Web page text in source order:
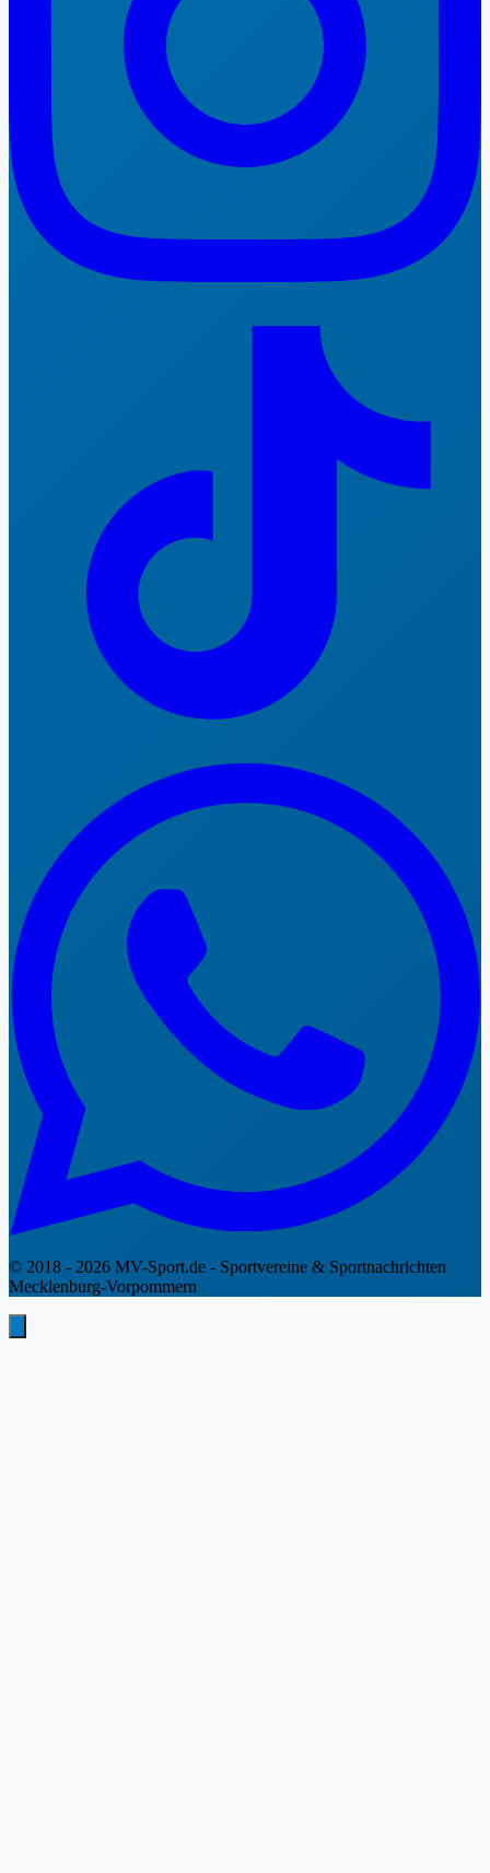
© 2018 - 2026 MV-Sport.de - Sportvereine & Sportnachrichten
Mecklenburg-Vorpommern